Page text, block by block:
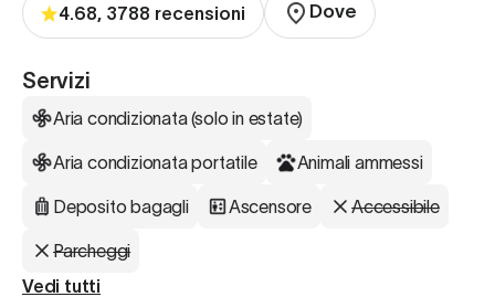
4.68, 3788 recensioni Dove
Servizi
Aria condizionata (solo in estate)
Aria condizionata portatile Animali ammessi
Deposito bagagli Ascensore Accessibile
Parcheggi
Vedi tutti